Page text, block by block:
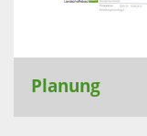
Planung